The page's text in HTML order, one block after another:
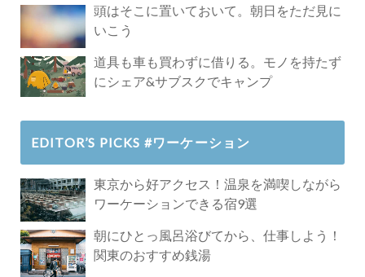
頭はそこに置いておいて。朝日をただ見に
いこう
道具も車も買わずに借りる。モノを持たず
にシェア&サブスクでキャンプ
EDITOR’S PICKS #ワーケーション
東京から好アクセス！温泉を満喫しながら
ワーケーションできる宿9選
朝にひとっ風呂浴びてから、仕事しよう！
関東のおすすめ銭湯